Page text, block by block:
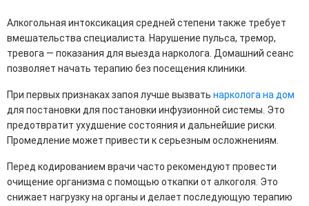
Алкогольная интоксикация средней степени также требует
вмешательства специалиста. Нарушение пульса, тремор,
тревога — показания для выезда нарколога. Домашний сеанс
позволяет начать терапию без посещения клиники.
При первых признаках запоя лучше вызвать нарколога на дом
для постановки для постановки инфузионной системы. Это
предотвратит ухудшение состояния и дальнейшие риски.
Промедление может привести к серьезным осложнениям.
Перед кодированием врачи часто рекомендуют провести
очищение организма с помощью откапки от алкоголя. Это
снижает нагрузку на органы и делает последующую терапию